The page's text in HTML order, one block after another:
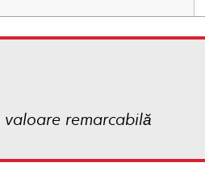
remarcabilă